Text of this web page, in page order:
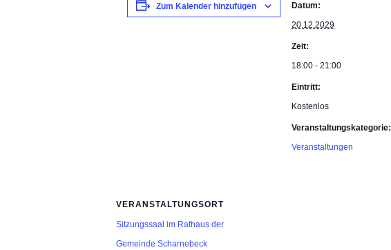
Zum Kalender hinzufügen
Datum:
20.12.2029
Zeit:
18:00 - 21:00
Eintritt:
Kostenlos
Veranstaltungskategorie:
Veranstaltungen
VERANSTALTUNGSORT
Sitzungssaal im Rathaus der
Gemeinde Scharnebeck